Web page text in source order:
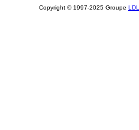
Copyright © 1997-2025 Groupe